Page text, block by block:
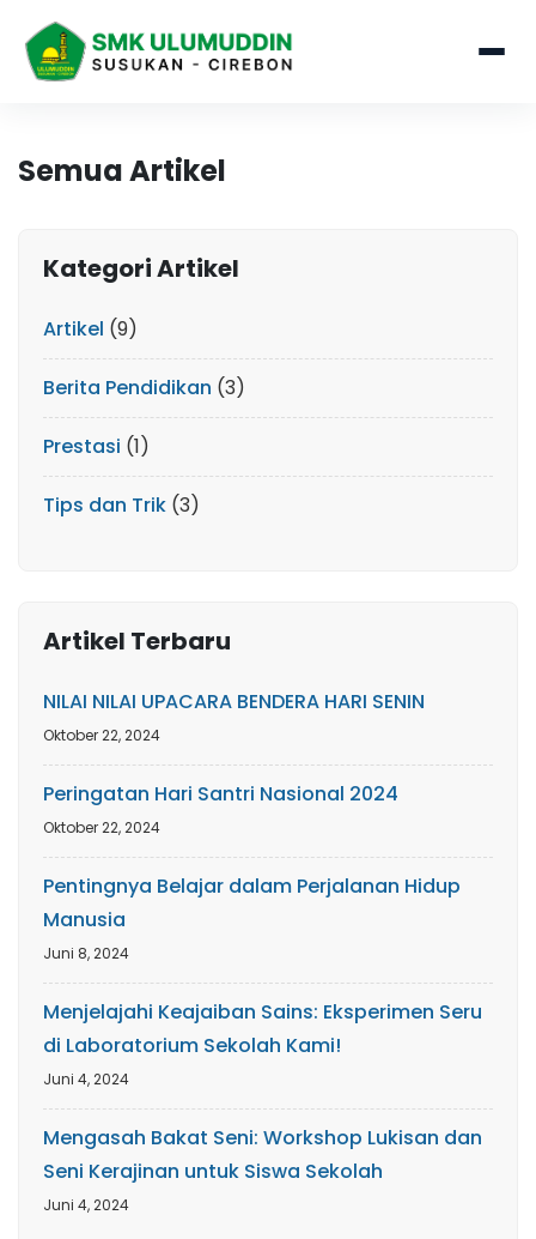
Semua Artikel
Kategori Artikel
Artikel (9)
Berita Pendidikan (3)
Prestasi (1)
Tips dan Trik (3)
Artikel Terbaru
NILAI NILAI UPACARA BENDERA HARI SENIN
Oktober 22, 2024
Peringatan Hari Santri Nasional 2024
Oktober 22, 2024
Pentingnya Belajar dalam Perjalanan Hidup
Manusia
Juni 8, 2024
Menjelajahi Keajaiban Sains: Eksperimen Seru
di Laboratorium Sekolah Kami!
Juni 4, 2024
Mengasah Bakat Seni: Workshop Lukisan dan
Seni Kerajinan untuk Siswa Sekolah
Juni 4, 2024